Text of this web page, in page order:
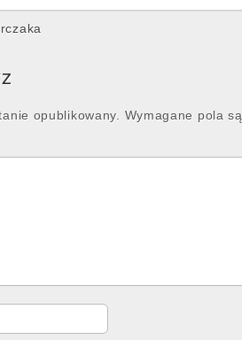
opublikowany. Wymagane pola